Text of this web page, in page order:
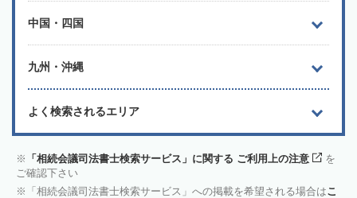
中国・四国
九州・沖縄
よく検索されるエリア
「相続会議司法書士検索サービス」に関する ご利用上の注意
を
ご確認下さい
「相続会議司法書士検索サービス」への掲載を希望される場合はこ